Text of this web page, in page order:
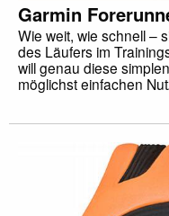
Garmin
Wie weit, wie schnell –
des Läufers im
will genau diese
möglichst einfachen